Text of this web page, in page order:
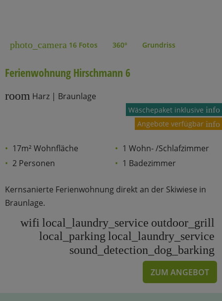
photo_camera 16 Fotos 360° Grundriss
Ferienwohnung Hirschmann 6
room Harz | Braunlage
Wäschepaket inklusiveinfo
Angebote verfügbar info
17m² Wohnfläche
2 Personen
1 Wohn- /Schlafzimmer
1 Badezimmer
Kernsanierte Ferienwohnung direkt an der Skiwiese in
Braunlage.
wifi local_laundry_service outdoor_grill
local_parking local_laundry_service
sound_detection_dog_barking
ZUM ANGEBOT